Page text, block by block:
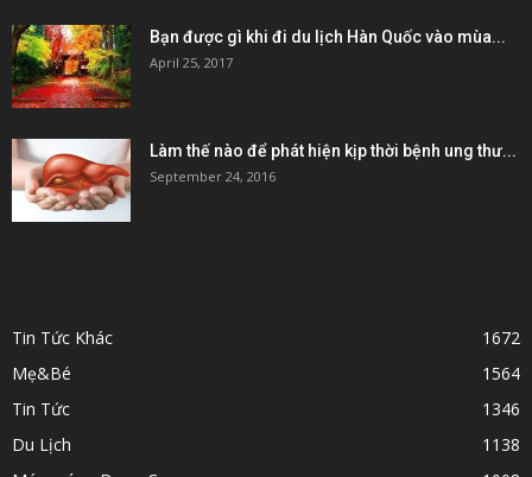
Bạn được gì khi đi du lịch Hàn Quốc vào mùa...
April 25, 2017
Làm thế nào để phát hiện kịp thời bệnh ung thư...
September 24, 2016
Tin Tức Khác
1672
Mẹ&Bé
1564
Tin Tức
1346
Du Lịch
1138